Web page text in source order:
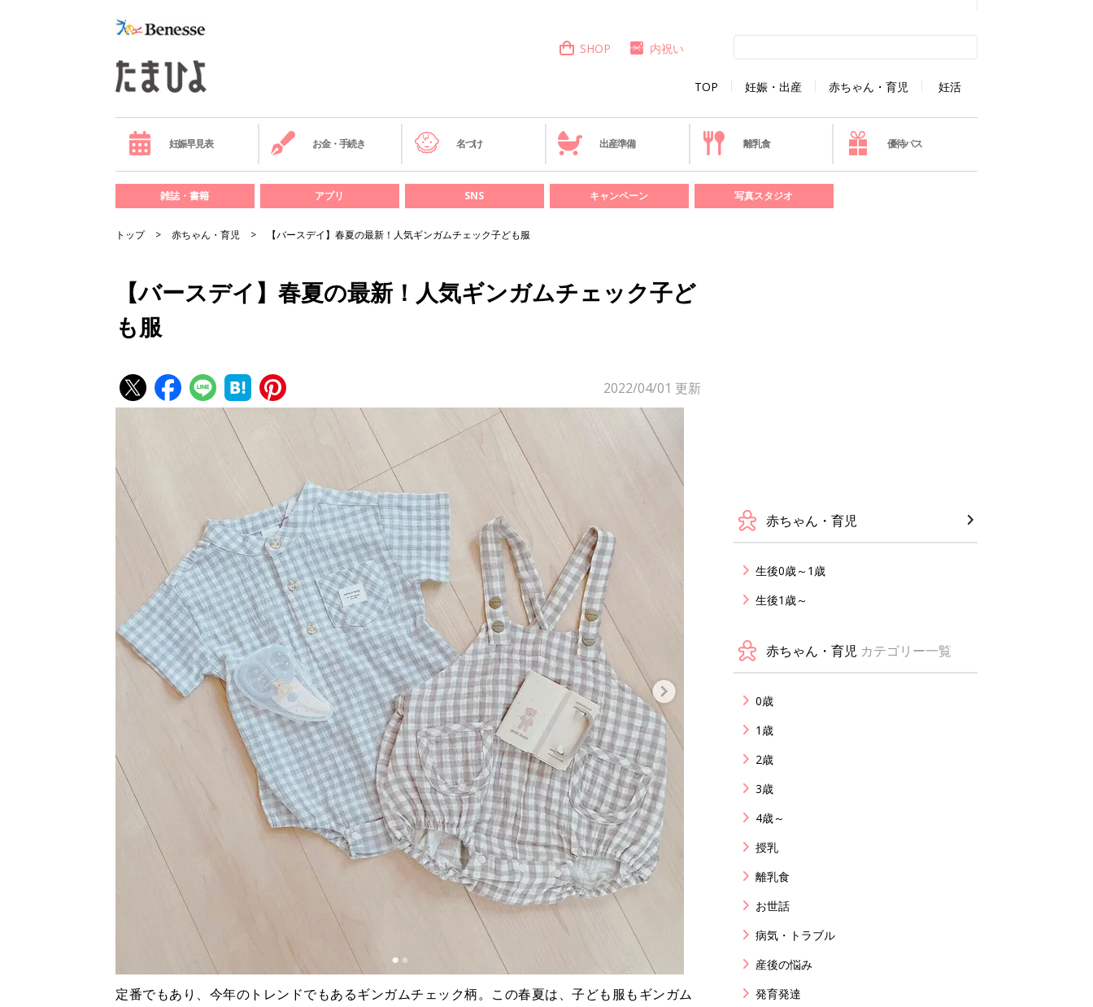
TOP 妊娠・出産 赤ちゃん・育児 妊活
SHOP 内祝い
妊娠早見表 お金・手続き 名づけ 出産準備 離乳食 優待パス
雑誌・書籍 アプリ SNS キャンペーン 写真スタジオ
トップ 赤ちゃん・育児 【バースデイ】春夏の最新！人気ギンガムチェック子ども服
【バースデイ】春夏の最新！人気ギンガムチェック子ど
も服
2022/04/01 更新
定番でもあり、今年のトレンドでもあるギンガムチェック柄。この春夏は、子ども服もギンガム
赤ちゃん・育児
生後0歳～1歳
生後1歳～
赤ちゃん・育児 カテゴリー一覧
0歳
1歳
2歳
3歳
4歳～
授乳
離乳食
お世話
病気・トラブル
産後の悩み
発育発達